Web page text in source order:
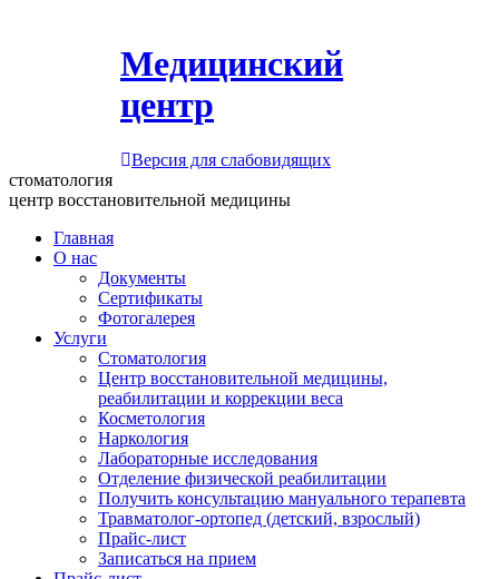
Медицинский
центр
Версия для слабовидящих
стоматология
центр восстановительной медицины
Главная
О нас
Документы
Сертификаты
Фотогалерея
Услуги
Стоматология
Центр восстановительной медицины,
реабилитации и коррекции веса
Косметология
Наркология
Лабораторные исследования
Отделение физической реабилитации
Получить консультацию мануального терапевта
Травматолог-ортопед (детский, взрослый)
Прайс-лист
Записаться на прием